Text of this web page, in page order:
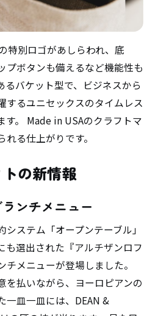
特別ロゴがあしらわれ、底
プボタンも備えるなど機能性も
るバケット型で、ビジネスから
するユニセックスのタイムレス
す。 Made in USAのクラフトマ
る仕上がりです。
の新情報
ンチメニュー
ステム「オープンテーブル」
も選出された『アルチザンロフ
チメニューが登場しました。
を払いながら、ヨーロピアンの
一皿一皿には、DEAN &